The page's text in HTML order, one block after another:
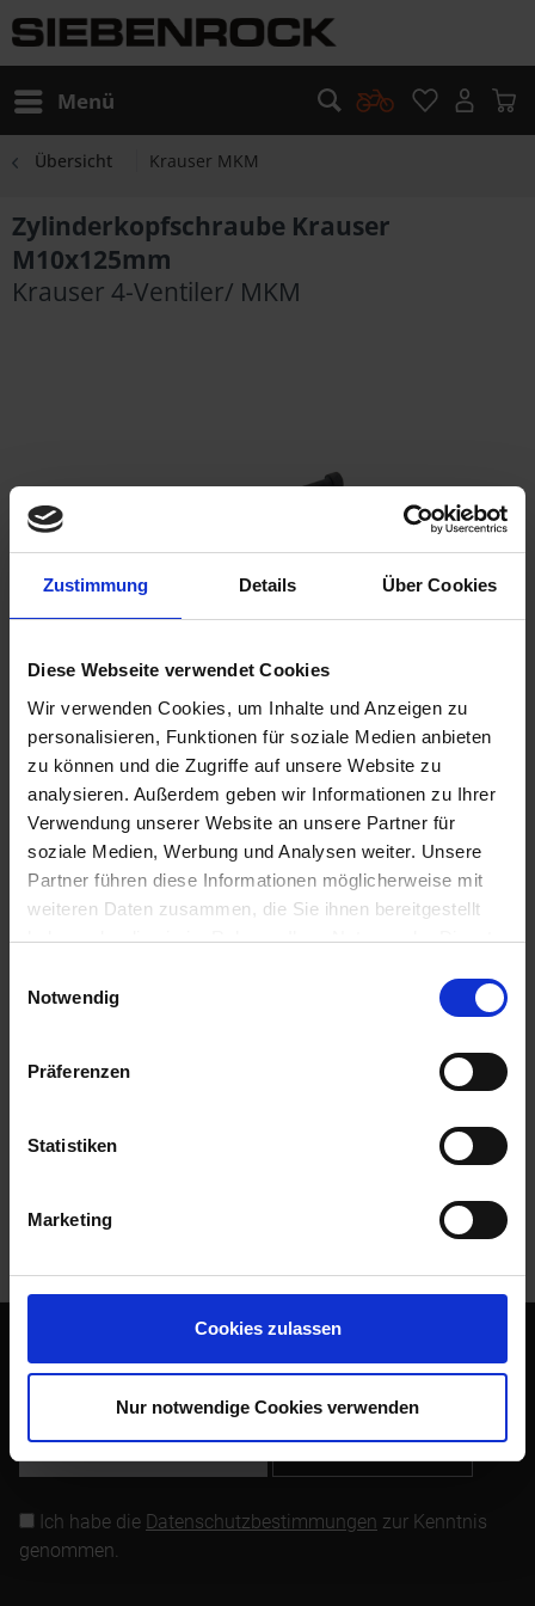
Zustimmung Details Über Cookies
Diese Webseite verwendet Cookies
Wir verwenden Cookies, um Inhalte und Anzeigen zu
personalisieren, Funktionen für soziale Medien anbieten
zu können und die Zugriffe auf unsere Website zu
analysieren. Außerdem geben wir Informationen zu Ihrer
Verwendung unserer Website an unsere Partner für
soziale Medien, Werbung und Analysen weiter. Unsere
Partner führen diese Informationen möglicherweise mit
weiteren Daten zusammen, die Sie ihnen bereitgestellt
haben oder die sie im Rahmen Ihrer Nutzung der Dienste
Cookies, wenn Sie unsere Webseite weiterhin nutzen.
Notwendig
Präferenzen
Statistiken
Marketing
Cookies zulassen
Nur notwendige Cookies verwenden
Menü
Übersicht Krauser MKM
Zylinderkopfschraube Krauser
M10x125mm
Krauser 4-Ventiler/ MKM
5,95 €
inkl. ges. USt.,zzgl. Versandkosten
Sofort versandfertig, Lieferzeit ca. 2-4 Werktage innerhalb
Deutschlands
Warenkorb
Merken Bewerten
Artikel Nr.: 11661604
Ersatzteil für BMW 2-Ventil Modelle mit Krauser 4-Ventil
Bewertungen lesen, schreiben und diskutieren...
mehr
Abonnieren Sie den kostenlosen Newsletter und verpassen
Ich habe die Datenschutzbestimmungen zur Kenntnis
genommen.